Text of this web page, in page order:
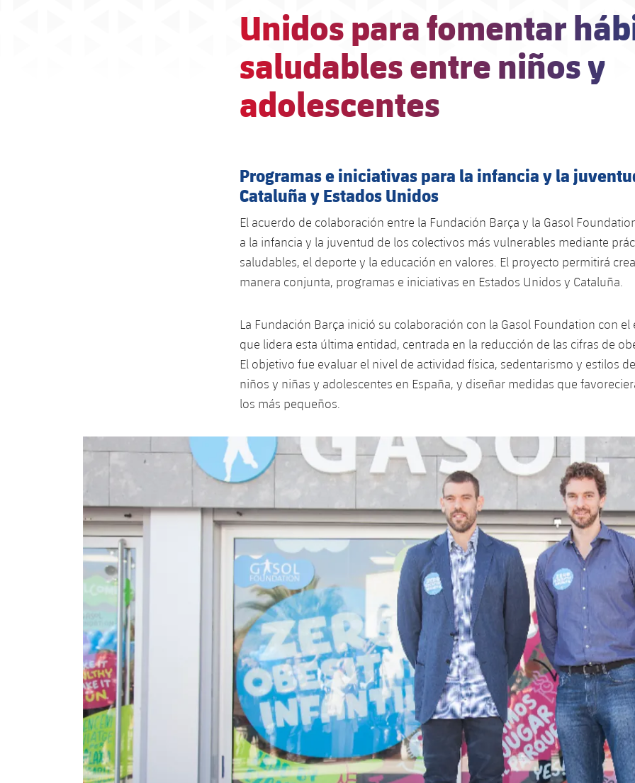
Unidos para fomentar
saludables entre niños y
adolescentes
Programas e iniciativas para la infancia y la
Cataluña y Estados Unidos
El acuerdo de colaboración entre la Fundación Barça y la Gasol
a la infancia y la juventud de los colectivos más vulnerables mediante
saludables, el deporte y la educación en valores. El proyecto permitirá
manera conjunta, programas e iniciativas en Estados Unidos y Cataluña.
La Fundación Barça inició su colaboración con la Gasol Foundation con el
que lidera esta última entidad, centrada en la reducción de las cifras de
El objetivo fue evaluar el nivel de actividad física, sedentarismo y estilos
niños y niñas y adolescentes en España, y diseñar medidas que
los más pequeños.